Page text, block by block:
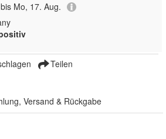
Mo, 17. Aug.
Teilen
Versand & Rückgabe